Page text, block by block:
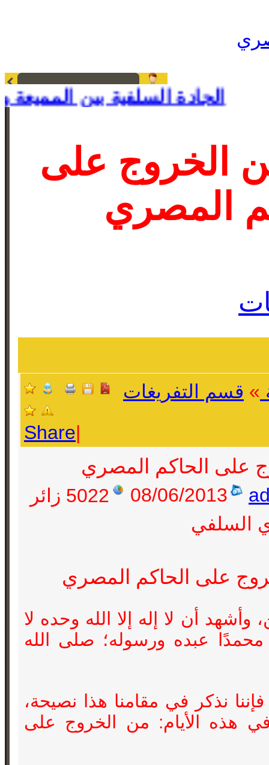
قسم الكتب والأبحاث العلمية